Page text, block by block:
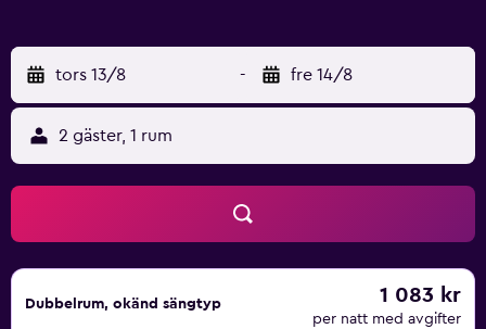
Detta hotell har bland annat bastu.
tors 13/8 - fre 14/8
2 gäster, 1 rum
Dubbelrum, okänd sängtyp 1 083 kr
per natt med avgifter